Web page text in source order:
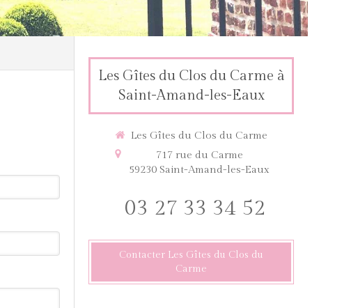
Les Gîtes du Clos du Carme à
Saint-Amand-les-Eaux
Les Gîtes du Clos du Carme
717 rue du Carme
59230 Saint-Amand-les-Eaux
03 27 33 34 52
Contacter Les Gîtes du Clos du
Carme